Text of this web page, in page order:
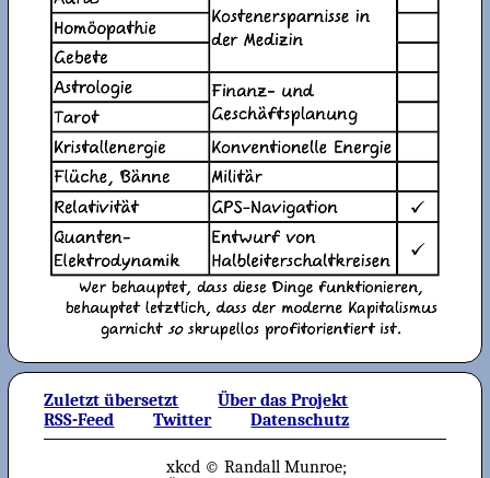
Zuletzt übersetzt
Über das Projekt
RSS-Feed
Twitter Datenschutz
xkcd © Randall Munroe;